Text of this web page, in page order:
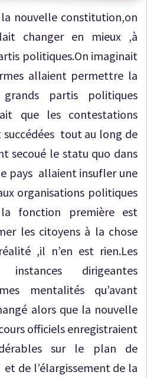
la nouvelle constitution,on
changer en mieux ,à
politiques.On imaginait
allaient permettre la
partis politiques
que les contestations
succédées tout au long de
secoué le statu quo dans
pays allaient insufler une
organisations politiques
fonction première est
les citoyens à la chose
,il n’en est rien.Les
instances dirigeantes
mentalités qu’avant
alors que la nouvelle
officiels enregistraient
sur le plan de
de l’élargissement de la